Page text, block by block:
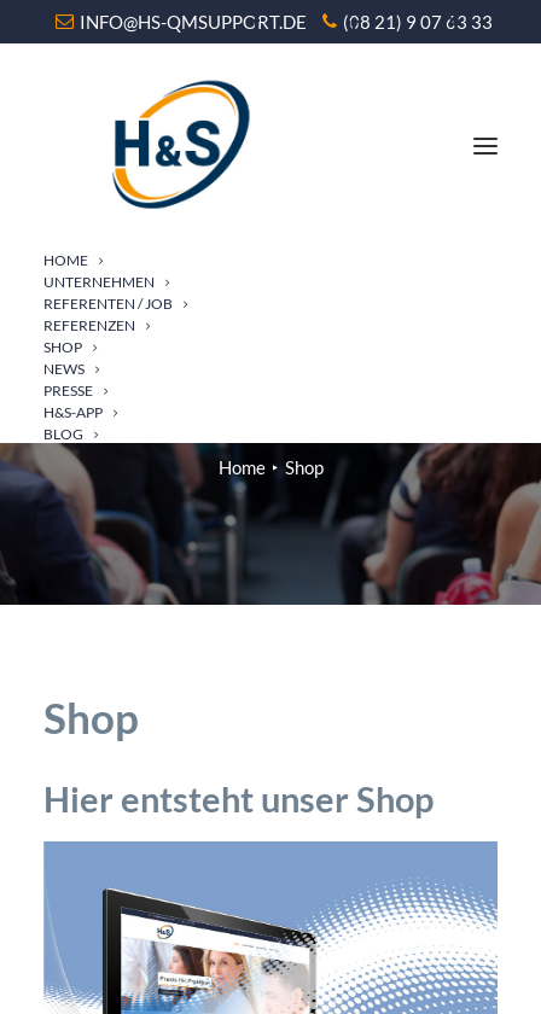
INFO@HS-QMSUPPORT.DE (08 21) 9 07 63 33
HOME
UNTERNEHMEN
REFERENTEN / JOB
REFERENZEN
SHOP
NEWS
PRESSE
H&S-APP
BLOG
Home Shop
Shop
Hier entsteht unser Shop